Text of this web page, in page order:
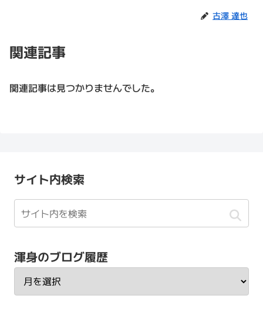
古澤 達也
関連記事
関連記事は見つかりませんでした。
サイト内検索
渾身のブログ履歴